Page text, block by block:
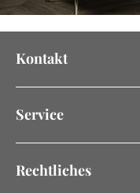
Kontakt
Service
Rechtliches